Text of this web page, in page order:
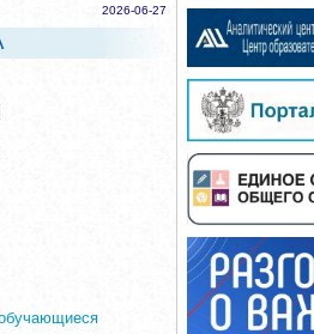
2026-06-27